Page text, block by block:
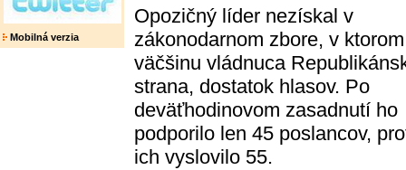
Mobilná verzia
Opozičný líder nezískal v
zákonodarnom zbore, v
väčšinu vládnuca
strana, dostatok hlasov. Po
deväťhodinovom zasadnutí ho
podporilo len 45 poslancov,
ich vyslovilo 55.